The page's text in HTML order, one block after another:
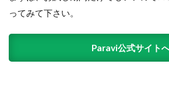
ってみて下さい。
Paravi公式サイト